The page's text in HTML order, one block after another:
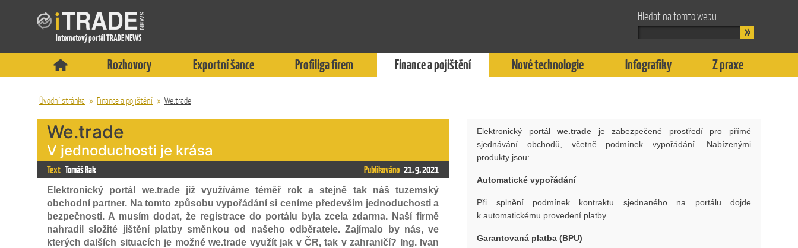
Internetový portál TRADE NEWS
Hledat na tomto webu
Rozhovory Exportní šance Profiliga firem Finance a pojištění Nové technologie Infografiky Z praxe
Úvodní stránka » Finance a pojištění » We.trade
We.trade
V jednoduchosti je krása
Text Tomáš Rak Publikováno 21. 9. 2021
Elektronický portál we.trade již využíváme téměř rok a stejně tak náš tuzemský
obchodní partner. Na tomto způsobu vypořádání si ceníme především jednoduchosti a
bezpečnosti. A musím dodat, že registrace do portálu byla zcela zdarma. Naší firmě
nahradil složité jištění platby směnkou od našeho odběratele. Zajímalo by nás, ve
kterých dalších situacích je možné we.trade využít jak v ČR, tak v zahraničí? Ing. Ivan
Elektronický portálwe.trade je zabezpečené prostředí pro přímé
sjednávání obchodů, včetně podmínek vypořádání. Nabízenými
produkty jsou:
Automatické vypořádání
Při splnění podmínek kontraktu sjednaného na portálu dojde
k automatickému provedení platby.
Garantovaná platba (BPU)